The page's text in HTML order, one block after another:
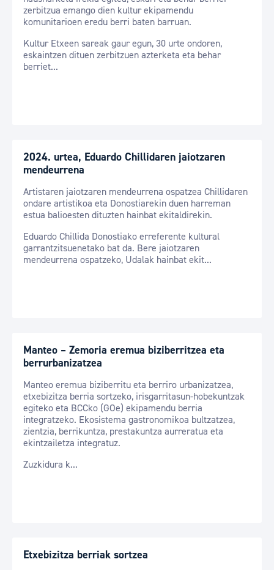
zerbitzua emango dien kultur ekipamendu
komunitarioen eredu berri baten barruan.
Kultur Etxeen sareak gaur egun, 30 urte ondoren,
eskaintzen dituen zerbitzuen azterketa eta behar
berriet...
2024. urtea, Eduardo Chillidaren jaiotzaren
mendeurrena
Artistaren jaiotzaren mendeurrena ospatzea Chillidaren
ondare artistikoa eta Donostiarekin duen harreman
estua balioesten dituzten hainbat ekitaldirekin.
Eduardo Chillida Donostiako erreferente kultural
garrantzitsuenetako bat da. Bere jaiotzaren
mendeurrena ospatzeko, Udalak hainbat ekit...
Manteo – Zemoria eremua biziberritzea eta
berrurbanizatzea
Manteo eremua biziberritu eta berriro urbanizatzea,
etxebizitza berria sortzeko, irisgarritasun-hobekuntzak
egiteko eta BCCko (GOe) ekipamendu berria
integratzeko. Ekosistema gastronomikoa bultzatzea,
zientzia, berrikuntza, prestakuntza aurreratua eta
ekintzailetza integratuz.
Zuzkidura k...
Etxebizitza berriak sortzea